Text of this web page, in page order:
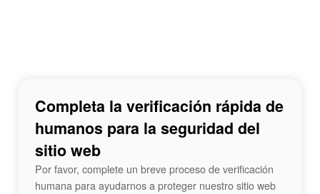
Completa la verificación rápida de
humanos para la seguridad del
sitio web
Por favor, complete un breve proceso de verificación
humana para ayudarnos a proteger nuestro sitio web